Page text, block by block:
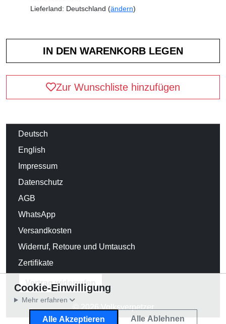
Lieferland: Deutschland (ändern)
Zur Wunschliste hinzufügen
Deutsch
English
Impressum
Datenschutz
AGB
WhatsApp
Versandkosten
Widerruf, Retoure und Umtausch
Zertifikate
Vertrag widerrufen
© 2026 Volksverpetzer
Cookie-Einwilligung
Mehr erfahren
Alle Akzeptieren Alle Ablehnen